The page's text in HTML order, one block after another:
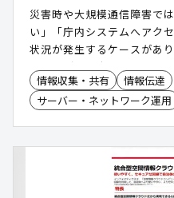
災害時や大規模通信障害で
い」「庁内システムへアク
状況が発生するケースがあ
ド活用が進む中、通信イン
スや災害対応業務へ影響を
す。「スカイベリーpro®」
のバックアップまで、"いつ
きます。本資料では、過去
もとに、自治体に求められ
情報収集・共有
情報伝達
サーバー・ネットワーク運用